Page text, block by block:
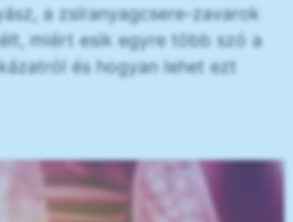
a zsíranyagcsere-zavarok
miért esik egyre több szó a
és hogyan lehet ezt